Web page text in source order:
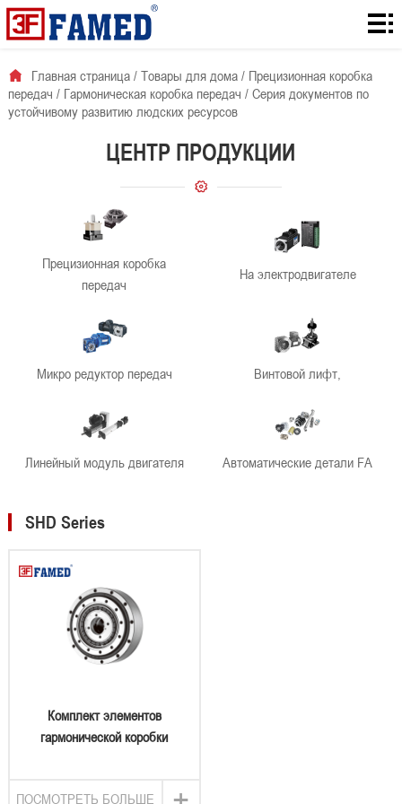
Главная
для
Количество
компании
контакты
Главная страница/ Товары для дома/ Прецизионная коробка
передач / Гармоническая коробка передач / Серия документов по
устойчивому развитию людских ресурсов
ЦЕНТР ПРОДУКЦИИ
Прецизионная коробка
передач
На электродвигателе
Микро редуктор передач Винтовой лифт,
Линейный модуль двигателя Автоматические детали FA
SHD Series
Комплект элементов
гармонической коробки
ПОСМОТРЕТЬ БОЛЬШЕ